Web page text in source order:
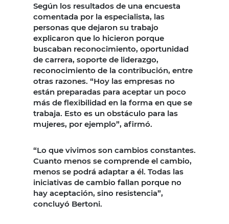
Según los resultados de una encuesta
comentada por la especialista, las
personas que dejaron su trabajo
explicaron que lo hicieron porque
buscaban reconocimiento, oportunidad
de carrera, soporte de liderazgo,
reconocimiento de la contribución, entre
otras razones. “Hoy las empresas no
están preparadas para aceptar un poco
más de flexibilidad en la forma en que se
trabaja. Esto es un obstáculo para las
mujeres, por ejemplo”, afirmó.
“Lo que vivimos son cambios constantes.
Cuanto menos se comprende el cambio,
menos se podrá adaptar a él. Todas las
iniciativas de cambio fallan porque no
hay aceptación, sino resistencia”,
concluyó Bertoni.